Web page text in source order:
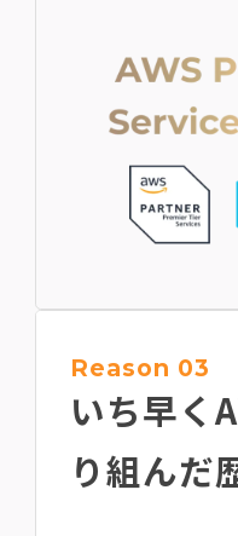
Reason 03
いち早く
り組んだ